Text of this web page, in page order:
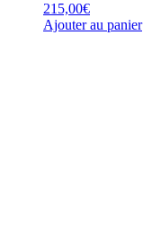
215,00€
Ajouter au panier